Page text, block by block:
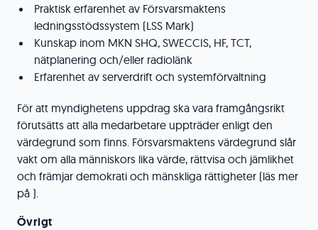
Praktisk erfarenhet av Försvarsmaktens
ledningsstödssystem (LSS Mark)
Kunskap inom MKN SHQ, SWECCIS, HF, TCT,
nätplanering och/eller radiolänk
Erfarenhet av serverdrift och systemförvaltning
För att myndighetens uppdrag ska vara framgångsrikt
förutsätts att alla medarbetare uppträder enligt den
värdegrund som finns. Försvarsmaktens värdegrund slår
vakt om alla människors lika värde, rättvisa och jämlikhet
och främjar demokrati och mänskliga rättigheter (läs mer
på ).
Övrigt